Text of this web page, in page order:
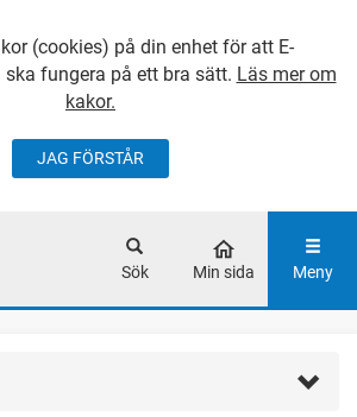
(cookies) på din enhet för att E-
fungera på ett bra sätt. Läs mer om
kakor.
JAG FÖRSTÅR
GÅ DIREKT TILL
Sök Min sida Meny